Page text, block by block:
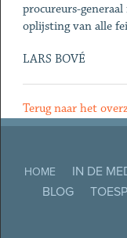
procureurs-
oplijsting van alle
LARS BOVÉ
Terug naar het
HOME IN DE
BLOG